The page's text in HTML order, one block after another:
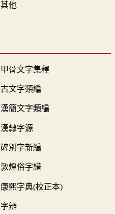
其他
甲骨文字集釋
古文字類編
漢簡文字類編
漢隸字源
碑別字新編
敦煌俗字譜
康熙字典(校正本)
字辨